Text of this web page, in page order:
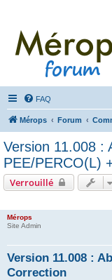
FAQ
Mérops Forum
Version 11.008 :
PEE/PERCO(L)
Verrouillé
Mérops
Site Admin
Version 11.008 :
Correction